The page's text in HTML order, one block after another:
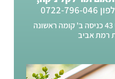
046
כתובת הקליניקה: ברודצקי 43 כניסה ב' קומה ראשונה
רמת אביב